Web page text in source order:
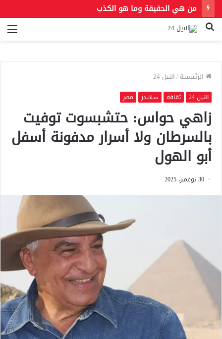
من هي الحقيقة وما هو الكذب
بحث
الرئيسية/النيل 24
النيل 24 ثقافة سلايدر مصر
زاهي حواس: حتشبسوت توفيت
بالسرطان ولا أسرار مدفونة أسفل
أبو الهول
30 نوفمبر، 2025